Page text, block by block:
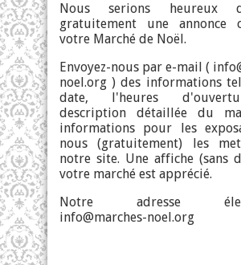
Nous serions heureux
gratuitement une annonce
votre Marché de Noël.
Envoyez-nous par e-mail (
noel.org ) des informations
date, l'heures
description détaillée du
informations pour les
nous (gratuitement) les
notre site. Une affiche (sans
votre marché est apprécié.
Notre adresse
info@marches-noel.org